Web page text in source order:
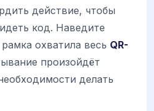
действие, чтобы
код. Наведите
охватила весь QR-
произойдёт
делать